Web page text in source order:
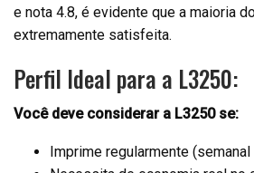
e nota 4.8, é evidente que a maioria
extremamente satisfeita.
Perfil Ideal para a L3250:
Você deve considerar a L3250 se:
Imprime regularmente